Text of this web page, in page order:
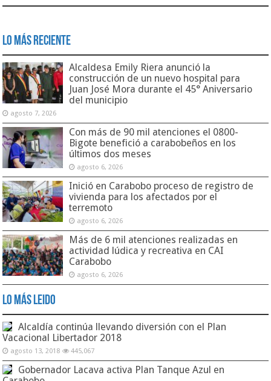
Lo Más Reciente
Alcaldesa Emily Riera anunció la
construcción de un nuevo hospital para
Juan José Mora durante el 45° Aniversario
del municipio
agosto 7, 2026
Con más de 90 mil atenciones el 0800-
Bigote benefició a carabobeños en los
últimos dos meses
agosto 6, 2026
Inició en Carabobo proceso de registro de
vivienda para los afectados por el
terremoto
agosto 6, 2026
Más de 6 mil atenciones realizadas en
actividad lúdica y recreativa en CAI
Carabobo
agosto 6, 2026
Lo Más Leido
Alcaldía continúa llevando diversión con el Plan
Vacacional Libertador 2018
agosto 13, 2018 445,067
Gobernador Lacava activa Plan Tanque Azul en